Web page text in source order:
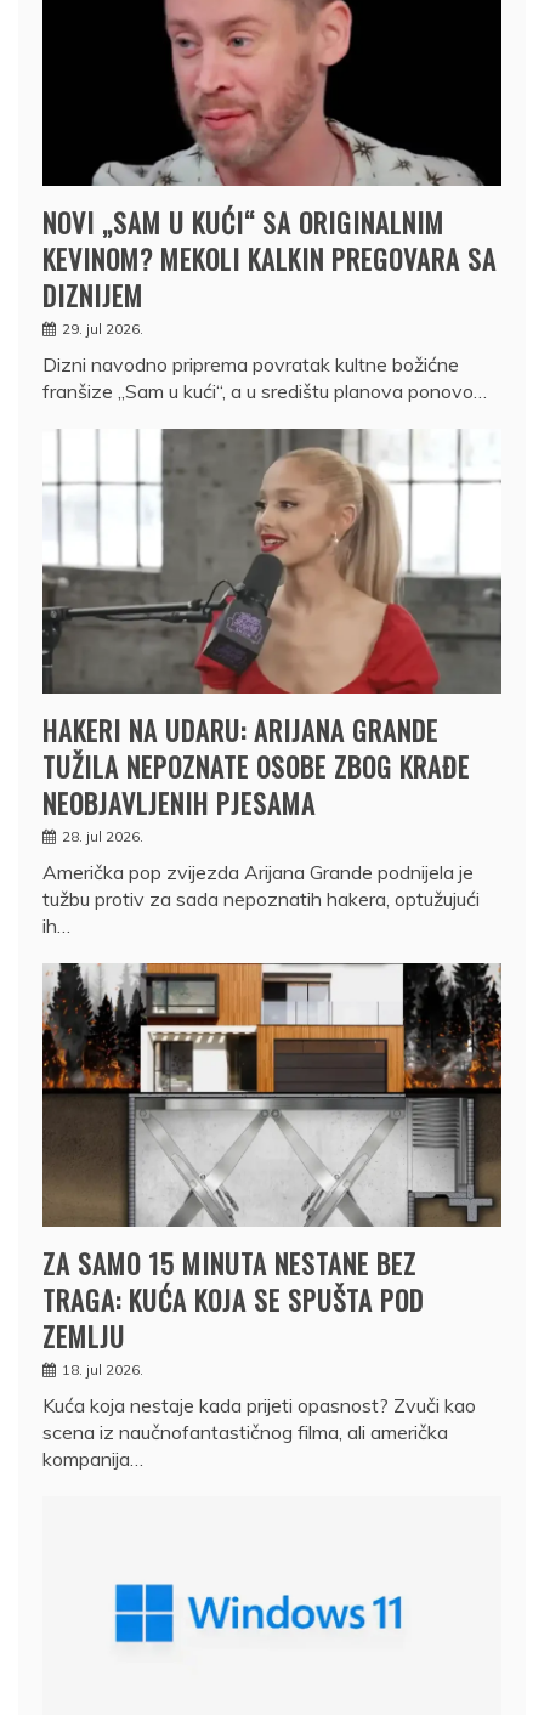
NOVI „SAM U KUĆI“ SA ORIGINALNIM
KEVINOM? MEKOLI KALKIN PREGOVARA SA
DIZNIJEM
29. jul 2026.
Dizni navodno priprema povratak kultne božićne
franšize „Sam u kući“, a u središtu planova ponovo…
HAKERI NA UDARU: ARIJANA GRANDE
TUŽILA NEPOZNATE OSOBE ZBOG KRAĐE
NEOBJAVLJENIH PJESAMA
28. jul 2026.
Američka pop zvijezda Arijana Grande podnijela je
tužbu protiv za sada nepoznatih hakera, optužujući
ih…
ZA SAMO 15 MINUTA NESTANE BEZ
TRAGA: KUĆA KOJA SE SPUŠTA POD
ZEMLJU
18. jul 2026.
Kuća koja nestaje kada prijeti opasnost? Zvuči kao
scena iz naučnofantastičnog filma, ali američka
kompanija…